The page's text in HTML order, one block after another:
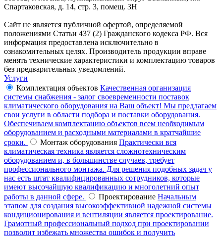
Спартаковская, д. 14, стр. 3, помещ. 3Н
Сайт не является публичной офертой, определяемой
положениями Статьи 437 (2) Гражданского кодекса РФ. Вся
информация предоставлена исключительно в
ознакомительных целях. Производитель продукции вправе
менять технические характеристики и комплектацию товаров
без предварительных уведомлений.
Услуги
Комплектация объектов Качественная организация
системы снабжения - залог своевременности поставок
климатического оборудования на Ваш объект! Мы предлагаем
свои услуги в области подбора и поставки оборудования.
Обеспечиваем комплектацию объектов всем необходимым
оборудованием и расходными материалами в кратчайшие
сроки.
Монтаж оборудования Практически вся
климатическая техника является сложнотехническим
оборудованием и, в большинстве случаев, требует
профессионального монтажа. Для решения подобных задач у
нас есть штат квалифицированных сотрудников, которые
имеют высочайшую квалификацию и многолетний опыт
работы в данной сфере.
Проектирование Начальным
этапом для создания высокоэффективной надежной системы
кондиционирования и вентиляции является проектирование.
Грамотный профессиональный подход при проектировании
позволит избежать множества ошибок и получить